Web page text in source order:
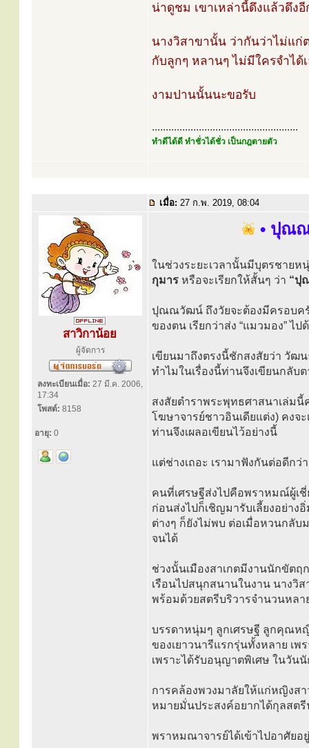
น่าดูชม เขาเหล่านี้ดึงแล้วดึง
นางวิสาขานั้น ว่ากันว่าไม่แก่
กับลูกๆ หลานๆ ไม่มีใครจำไ
งามปานนั้นนะขอรับ
.....................................................
ทำดีได้ดี ทำชั่วได้ชั่ว เป็นกฎตายตัว
เมื่อ: 27 ก.พ. 2019, 08:04
สาวิกาน้อย
ผู้จัดการ
ลงทะเบียนเมื่อ: 27 มี.ค. 2006,
17:34
โพสต์: 8158
อายุ: 0
• ปุณ
ในช่วงระยะเวลานั้นมีบุตรชาย
กุมาร หรือจะเรียกให้สั้นๆ ว่า “ปุ
ปุณณวัฒน์ ถึงวัยจะต้องมีครอบค
ของตน เรียกว่าส่ง “แมวมอง” ไ
เขียนมาถึงตรงนี้ชักสงสัยว่า วัฒ
ทำไมในเรื่องนี้ท่านจึงเขียนกลับ
สงสัยตำราพระพุทธศาสนาเล่ม
โฆษาจารย์ชาวอินเดียแต่ง) คงจ
ท่านจึงเผลอเขียนไว้อย่างนี้
แต่ช่างเถอะ เรามาฟังกันต่อดีกว่า
คนที่เศรษฐีส่งไปคือพราหมณ์ผู้เ
ก่อนส่งไปก็เชิญมารับเลี้ยงอย่า
ต่างๆ ก็ยังไม่พบ ต่อเมื่อหวนกลับ
จนได้
ช่วงนั้นเมืองสาเกตมีงานนักขัตฤ
เรือนไปสนุกสนานในงาน นางวิส
พร้อมด้วยสตรีบริวารจำนวนหล
บรรดาหนุ่มๆ ลูกเศรษฐี ลูกคุณห
ของเยาวนารีแรกรุ่นทั้งหลาย เพ
เพราะได้รับอนุญาตพิเศษ ในวัน
การคล้องพวงมาลัยให้แก่หญิงสา
หมายมั่นประสงค์อยากได้กุลสต
พราหมณาจารย์ได้เข้าไปอาศัย